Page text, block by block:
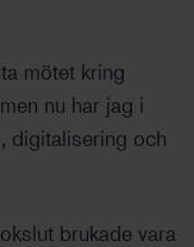
mötet kring
nu har jag i
digitalisering och
brukade vara